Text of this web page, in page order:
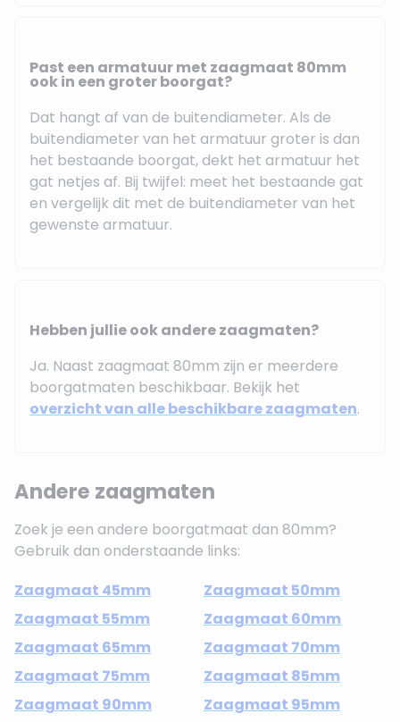
Past een armatuur met zaagmaat 80mm
ook in een groter boorgat?
Dat hangt af van de buitendiameter. Als de
buitendiameter van het armatuur groter is dan
het bestaande boorgat, dekt het armatuur het
gat netjes af. Bij twijfel: meet het bestaande gat
en vergelijk dit met de buitendiameter van het
gewenste armatuur.
Hebben jullie ook andere zaagmaten?
Ja. Naast zaagmaat 80mm zijn er meerdere
boorgatmaten beschikbaar. Bekijk het
overzicht van alle beschikbare zaagmaten.
Andere zaagmaten
Zoek je een andere boorgatmaat dan 80mm?
Gebruik dan onderstaande links:
Zaagmaat 45mm
Zaagmaat 50mm
Zaagmaat 55mm
Zaagmaat 60mm
Zaagmaat 65mm
Zaagmaat 70mm
Zaagmaat 75mm
Zaagmaat 85mm
Zaagmaat 90mm
Zaagmaat 95mm